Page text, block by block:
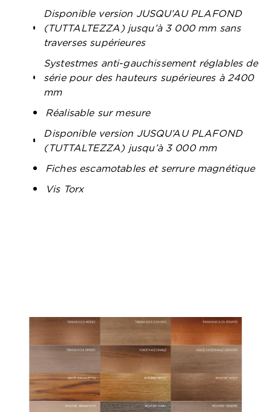
Disponible version JUSQU’AU PLAFOND
(TUTTALTEZZA) jusqu’à 3 000 mm sans
traverses supérieures
Systestmes anti-gauchissement réglables de
série pour des hauteurs supérieures à 2400
mm
Réalisable sur mesure
Disponible version JUSQU’AU PLAFOND
(TUTTALTEZZA) jusqu’à 3 000 mm
Fiches escamotables et serrure magnétique
Vis Torx